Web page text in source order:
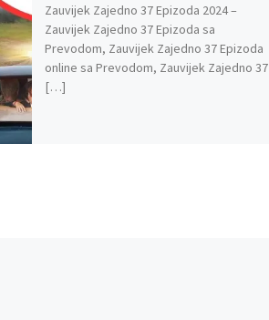
Zauvijek Zajedno 37 Epizoda 2024 –
Zauvijek Zajedno 37 Epizoda sa
Prevodom, Zauvijek Zajedno 37 Epizoda
online sa Prevodom, Zauvijek Zajedno 37
[…]